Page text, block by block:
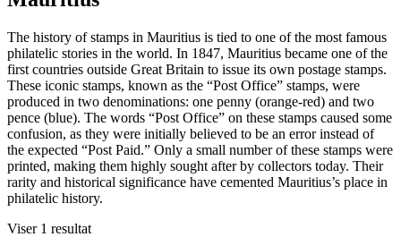
The history of stamps in Mauritius is tied to one of the most famous
philatelic stories in the world. In 1847, Mauritius became one of the
first countries outside Great Britain to issue its own postage stamps.
These iconic stamps, known as the “Post Office” stamps, were
produced in two denominations: one penny (orange-red) and two
pence (blue). The words “Post Office” on these stamps caused some
confusion, as they were initially believed to be an error instead of
the expected “Post Paid.” Only a small number of these stamps were
printed, making them highly sought after by collectors today. Their
rarity and historical significance have cemented Mauritius’s place in
philatelic history.
Viser 1 resultat